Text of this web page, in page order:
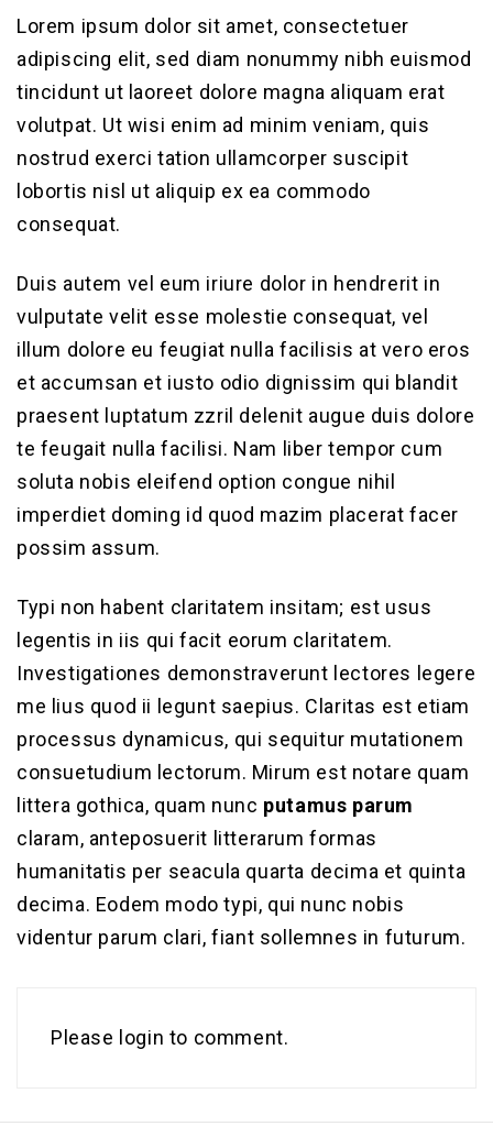
Lorem ipsum dolor sit amet, consectetuer
adipiscing elit, sed diam nonummy nibh euismod
tincidunt ut laoreet dolore magna aliquam erat
volutpat. Ut wisi enim ad minim veniam, quis
nostrud exerci tation ullamcorper suscipit
lobortis nisl ut aliquip ex ea commodo
consequat.
Duis autem vel eum iriure dolor in hendrerit in
vulputate velit esse molestie consequat, vel
illum dolore eu feugiat nulla facilisis at vero eros
et accumsan et iusto odio dignissim qui blandit
praesent luptatum zzril delenit augue duis dolore
te feugait nulla facilisi. Nam liber tempor cum
soluta nobis eleifend option congue nihil
imperdiet doming id quod mazim placerat facer
possim assum.
Typi non habent claritatem insitam; est usus
legentis in iis qui facit eorum claritatem.
Investigationes demonstraverunt lectores legere
me lius quod ii legunt saepius. Claritas est etiam
processus dynamicus, qui sequitur mutationem
consuetudium lectorum. Mirum est notare quam
littera gothica, quam nunc putamus parum
claram, anteposuerit litterarum formas
humanitatis per seacula quarta decima et quinta
decima. Eodem modo typi, qui nunc nobis
videntur parum clari, fiant sollemnes in futurum.
Please login to comment.